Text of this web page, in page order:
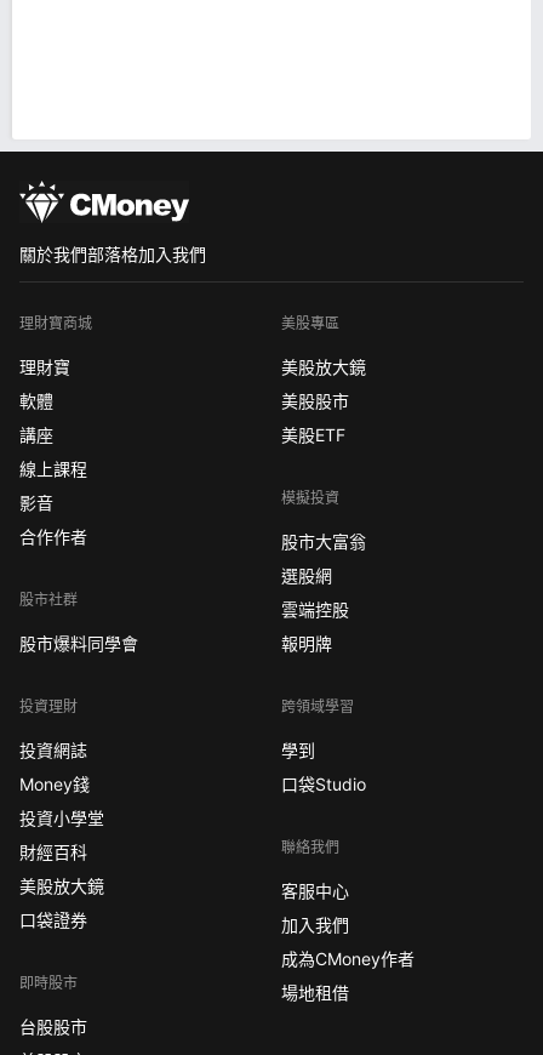
關於我們部落格加入我們
理財寶商城
理財寶
軟體
講座
線上課程
影音
合作作者
股市社群
股市爆料同學會
投資理財
投資網誌
Money錢
投資小學堂
財經百科
美股放大鏡
口袋證券
即時股市
台股股市
美股專區
美股放大鏡
美股股市
美股ETF
模擬投資
股市大富翁
選股網
雲端控股
報明牌
跨領域學習
學到
口袋Studio
聯絡我們
客服中心
加入我們
成為CMoney作者
場地租借